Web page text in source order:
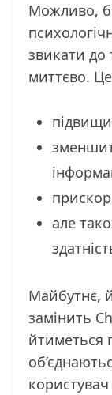
Можливо,
звикати до
миттєво.
але
Майбутнє,
замінить
йтиметься